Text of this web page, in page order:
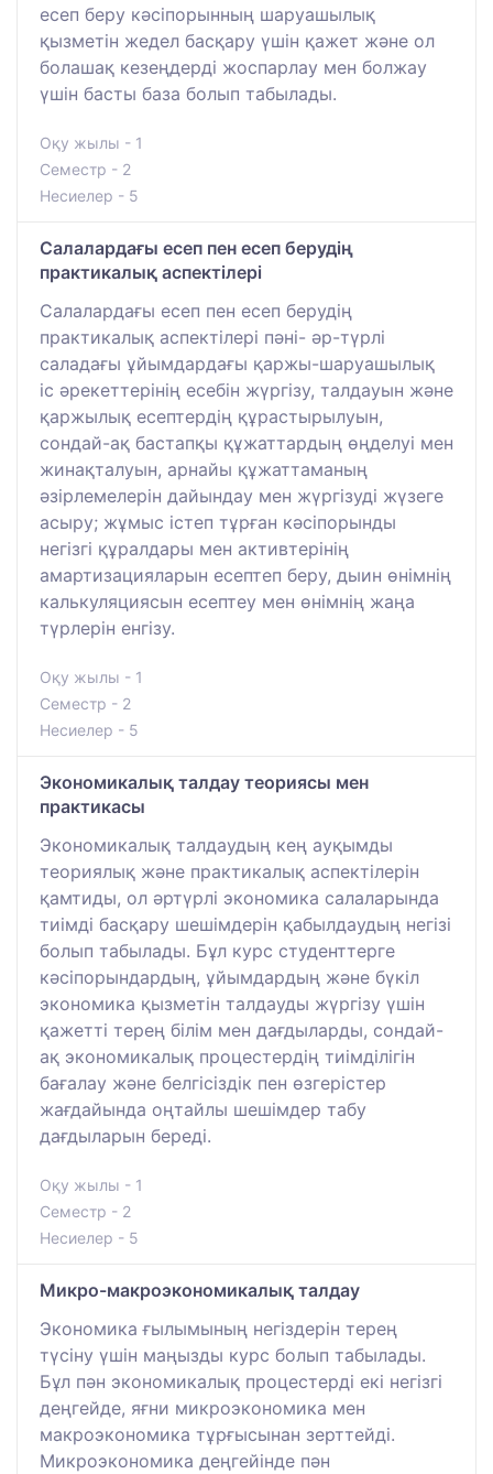
есеп беру кәсіпорынның шаруашылық
қызметін жедел басқару үшін қажет және ол
болашақ кезеңдерді жоспарлау мен болжау
үшін басты база болып табылады.
Оқу жылы - 1
Семестр - 2
Несиелер - 5
Салалардағы есеп пен есеп берудің
практикалық аспектілері
Салалардағы есеп пен есеп берудің
практикалық аспектілері пәні- әр-түрлі
саладағы ұйымдардағы қаржы-шаруашылық
іс әрекеттерінің есебін жүргізу, талдауын және
қаржылық есептердің құрастырылуын,
сондай-ақ бастапқы құжаттардың өңделуі мен
жинақталуын, арнайы құжаттаманың
әзірлемелерін дайындау мен жүргізуді жүзеге
асыру; жұмыс істеп тұрған кәсіпорынды
негізгі құралдары мен активтерінің
амартизацияларын есептеп беру, дыин өнімнің
калькуляциясын есептеу мен өнімнің жаңа
түрлерін енгізу.
Оқу жылы - 1
Семестр - 2
Несиелер - 5
Экономикалық талдау теориясы мен
практикасы
Экономикалық талдаудың кең ауқымды
теориялық және практикалық аспектілерін
қамтиды, ол әртүрлі экономика салаларында
тиімді басқару шешімдерін қабылдаудың негізі
болып табылады. Бұл курс студенттерге
кәсіпорындардың, ұйымдардың және бүкіл
экономика қызметін талдауды жүргізу үшін
қажетті терең білім мен дағдыларды, сондай-
ақ экономикалық процестердің тиімділігін
бағалау және белгісіздік пен өзгерістер
жағдайында оңтайлы шешімдер табу
дағдыларын береді.
Оқу жылы - 1
Семестр - 2
Несиелер - 5
Микро-макроэкономикалық талдау
Экономика ғылымының негіздерін терең
түсіну үшін маңызды курс болып табылады.
Бұл пән экономикалық процестерді екі негізгі
деңгейде, яғни микроэкономика мен
макроэкономика тұрғысынан зерттейді.
Микроэкономика деңгейінде пән